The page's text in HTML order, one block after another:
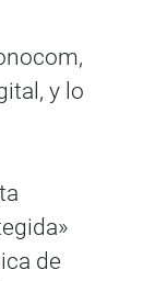
y lo
de